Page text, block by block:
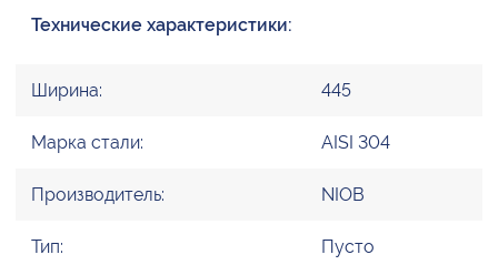
Технические характеристики:
Ширина: 445
Марка стали: AISI 304
Производитель: NIOB
Тип: Пусто